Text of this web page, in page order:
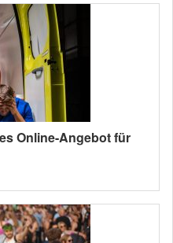
Online-Angebot für